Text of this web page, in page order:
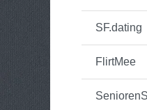
SF.dating
FlirtMee